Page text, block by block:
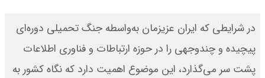
در شرایطی که ایران عزیزمان به‌واسطه جنگ تحمیلی دوره‌ای
پیچیده و چندوجهی را در حوزه ارتباطات و فناوری اطلاعات
پشت سر می‌گذارد، این موضوع اهمیت دارد که نگاه کشور به